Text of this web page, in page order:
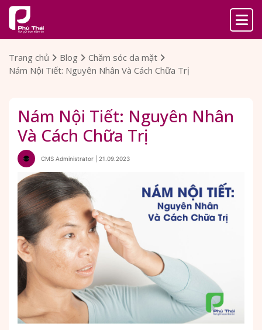
Trang chủ Blog
Chăm sóc da mặt
Nám Nội Tiết: Nguyên Nhân Và Cách Chữa Trị
Nám Nội Tiết: Nguyên Nhân
Và Cách Chữa Trị
CMS Administrator | 21.09.2023